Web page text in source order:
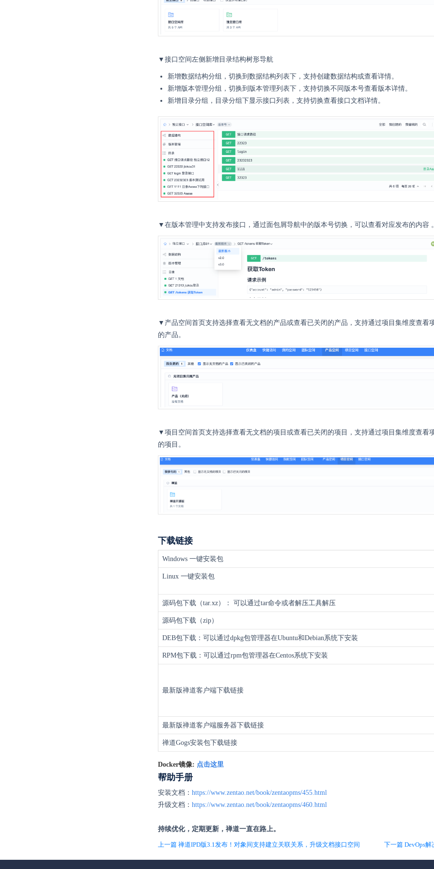
▼接口空间左侧新增目录结构树形导航
新增数据结构分组，切换到数据结构列表下，支持创建数据结构或查看详情。
新增版本管理分组，切换到版本管理列表下，支持切换不同版本号查看版本详情。
新增目录分组，目录分组下显示接口列表，支持切换查看接口文档详情。
▼在版本管理中支持发布接口，通过面包屑导航中的版本号切换，可以查看对应发布的内容
▼产品空间首页支持选择查看无文档的产品或查看已关闭的产品，支持通过项目集维度查看
的产品。
▼项目空间首页支持选择查看无文档的项目或查看已关闭的项目，支持通过项目集维度查看
的项目。
下载链接
Windows 一键安装包
Linux 一键安装包
源码包下载（tar.xz）： 可以通过tar命令或者解压工具解压
源码包下载（zip）
DEB包下载：可以通过dpkg包管理器在Ubuntu和Debian系统下安装
RPM包下载：可以通过rpm包管理器在Centos系统下安装
最新版禅道客户端下载链接
最新版禅道客户端服务器下载链接
禅道Gogs安装包下载链接
Docker镜像: 点击这里
帮助手册
安装文档： https://www.zentao.net/book/zentaopms/455.html
升级文档： https://www.zentao.net/book/zentaopms/460.html
持续优化，定期更新，禅道一直在路上。
上一篇 禅道IPD版3.1发布！对象间支持建立关联关系，升级文档接口空间